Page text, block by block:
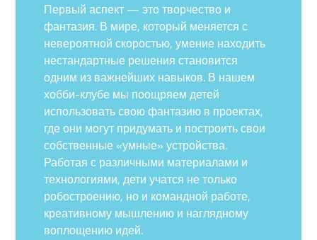
Первый аспект — это творчество и
фантазия. В мире, который меняется с
невероятной скоростью, умение находить
нестандартные решения становится
одним из важнейших навыков. В нашем
хобби-клубе мы поощряем детей
использовать свою фантазию в проектах,
где они могут придумать и построить свои
собственные «умные» устройства.
Работая с различными материалами и
технологиями, дети учатся не только
робостроению, но и командной работе,
креативному мышлению и наглядному
воплощению идей.